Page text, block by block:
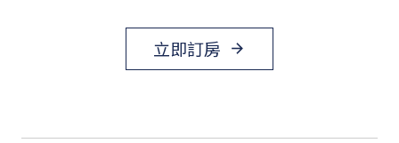
立即訂房 arrow_forward